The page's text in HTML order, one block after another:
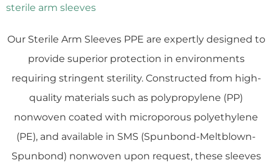
sterile arm sleeves
Our Sterile Arm Sleeves PPE are expertly designed to
provide superior protection in environments
requiring stringent sterility. Constructed from high-
quality materials such as polypropylene (PP)
nonwoven coated with microporous polyethylene
(PE), and available in SMS (Spunbond-Meltblown-
Spunbond) nonwoven upon request, these sleeves